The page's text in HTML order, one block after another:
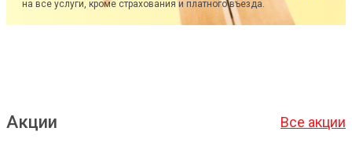
на все услуги, кроме страхования и платного въезда.
Акции Все акции